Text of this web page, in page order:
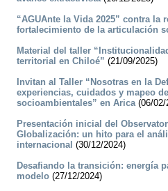
“AGUAnte la Vida 2025” contra la
fortalecimiento de la articulación
Material del taller
territorial en Chiloé” (21/09/2025)
Invitan al Taller “Nosotras en la
experiencias, cuidados y mapeo
socioambientales” en Arica(06/02/
Presentación inicial del
Globalización: un hito para el
internacional (30/12/2024)
Desafiando la transición: energía
modelo (27/12/2024)